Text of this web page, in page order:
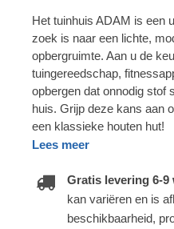
Het tuinhuis ADAM is een
zoek is naar een lichte,
opbergruimte. Aan u de
tuingereedschap,
opbergen dat onnodig stof
huis. Grijp deze kans aan
een klassieke houten hut!
Lees meer
Gratis levering 6-9
kan variëren en is
beschikbaarheid,